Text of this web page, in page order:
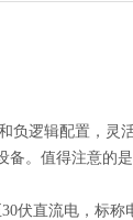
负逻辑配置，灵
备。值得注意的
伏直流电，标称